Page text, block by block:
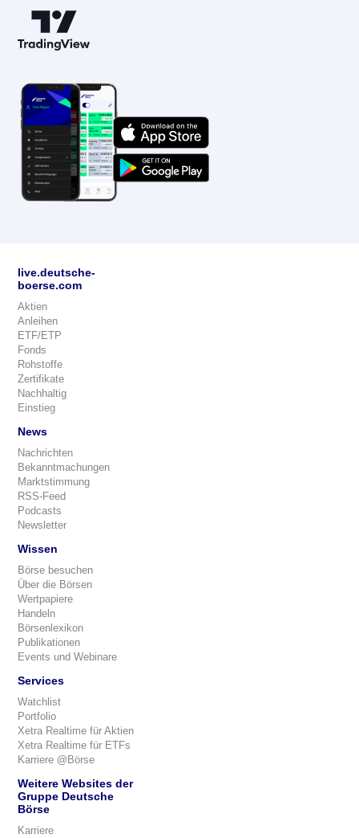
live.deutsche-
boerse.com
Aktien
Anleihen
ETF/ETP
Fonds
Rohstoffe
Zertifikate
Nachhaltig
Einstieg
News
Nachrichten
Bekanntmachungen
Marktstimmung
RSS-Feed
Podcasts
Newsletter
Wissen
Börse besuchen
Über die Börsen
Wertpapiere
Handeln
Börsenlexikon
Publikationen
Events und Webinare
Services
Watchlist
Portfolio
Xetra Realtime für Aktien
Xetra Realtime für ETFs
Karriere @Börse
Weitere Websites der
Gruppe Deutsche
Börse
Karriere